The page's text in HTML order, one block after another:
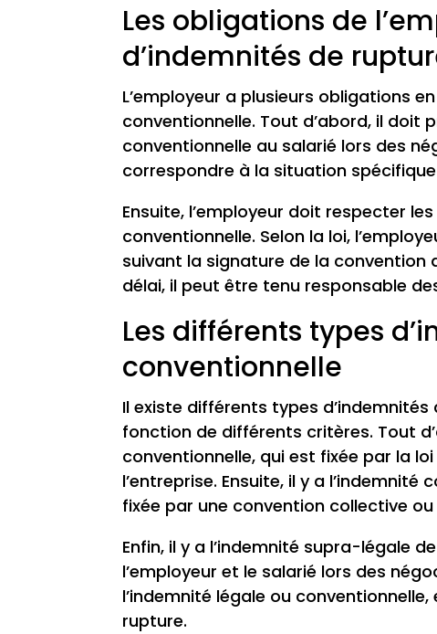
Les obligations de
d’indemnités de
L’employeur a plusieurs obligations
conventionnelle. Tout d’abord, il doit
conventionnelle au salarié lors des
correspondre à la situation
Ensuite, l’employeur doit respecter
conventionnelle. Selon la loi,
suivant la signature de la convention
délai, il peut être tenu responsable
Les différents types
conventionnelle
Il existe différents types
fonction de différents critères. Tout
conventionnelle, qui est fixée par la
l’entreprise. Ensuite, il y a
fixée par une convention collective
Enfin, il y a l’indemnité supra-légale
l’employeur et le salarié lors des
l’indemnité légale ou
rupture.